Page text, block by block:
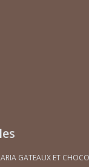
GATEAUX ET